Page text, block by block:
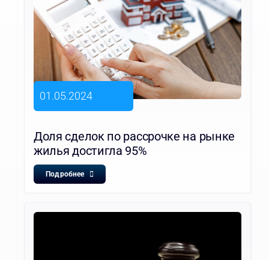
01.05.2024
Доля сделок по рассрочке на рынке
жилья достигла 95%
Подробнее